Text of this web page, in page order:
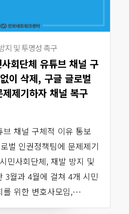
지 및 투명성 촉구
회단체 유튜브 채널 구
이 삭제, 구글 글로벌
제기하자 채널 복구
브 채널 구체적 이유 통보
벌 인권정책팀에 문제제기
민사회단체, 재발 방지 및
월과 4월에 걸쳐 4개 시민
를 위한 변호사모임,…